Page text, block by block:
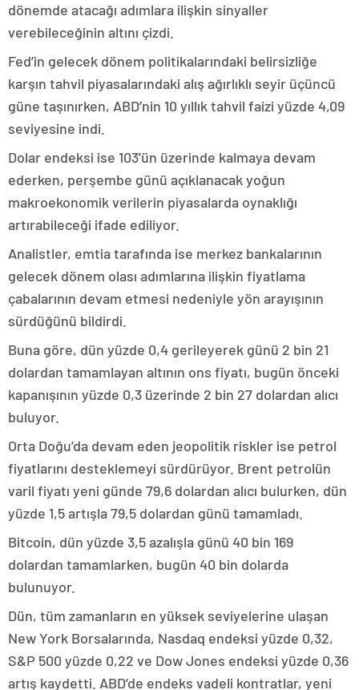
dönemde atacağı adımlara ilişkin sinyaller
verebileceğinin altını çizdi.
Fed’in gelecek dönem politikalarındaki belirsizliğe
karşın tahvil piyasalarındaki alış ağırlıklı seyir üçüncü
güne taşınırken, ABD’nin 10 yıllık tahvil faizi yüzde 4,09
seviyesine indi.
Dolar endeksi ise 103’ün üzerinde kalmaya devam
ederken, perşembe günü açıklanacak yoğun
makroekonomik verilerin piyasalarda oynaklığı
artırabileceği ifade ediliyor.
Analistler, emtia tarafında ise merkez bankalarının
gelecek dönem olası adımlarına ilişkin fiyatlama
çabalarının devam etmesi nedeniyle yön arayışının
sürdüğünü bildirdi.
Buna göre, dün yüzde 0,4 gerileyerek günü 2 bin 21
dolardan tamamlayan altının ons fiyatı, bugün önceki
kapanışının yüzde 0,3 üzerinde 2 bin 27 dolardan alıcı
buluyor.
Orta Doğu’da devam eden jeopolitik riskler ise petrol
fiyatlarını desteklemeyi sürdürüyor. Brent petrolün
varil fiyatı yeni günde 79,6 dolardan alıcı bulurken, dün
yüzde 1,5 artışla 79,5 dolardan günü tamamladı.
Bitcoin, dün yüzde 3,5 azalışla günü 40 bin 169
dolardan tamamlarken, bugün 40 bin dolarda
bulunuyor.
Dün, tüm zamanların en yüksek seviyelerine ulaşan
New York Borsalarında, Nasdaq endeksi yüzde 0,32,
S&P 500 yüzde 0,22 ve Dow Jones endeksi yüzde 0,36
artış kaydetti. ABD’de endeks vadeli kontratlar, yeni